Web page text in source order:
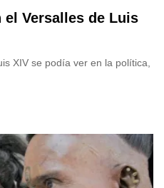
el Versalles de Luis
XIV se podía ver en la política,